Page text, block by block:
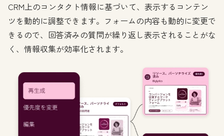
CRM上のコンタクト情報に基づいて、表示するコンテン
ツを動的に調整できます。フォームの内容も動的に変更で
きるので、回答済みの質問が繰り返し表示されることがな
く、情報収集が効率化されます。